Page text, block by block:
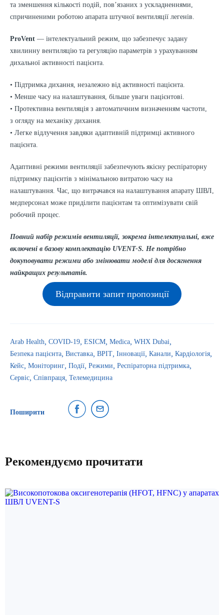
та зменшення кількості подій, пов’язаних з ускладненнями,
спричиненими роботою апарата штучної вентиляції легенів.
ProVent — інтелектуальний режим, що забезпечує задану
хвилинну вентиляцію та регуляцію параметрів з урахуванням
дихальної активності пацієнта.
• Підтримка дихання, незалежно від активності пацієнта.
• Менше часу на налаштування, більше уваги пацієнтові.
• Протективна вентиляція з автоматичним визначенням частоти,
з огляду на механіку дихання.
• Легке відлучення завдяки адаптивній підтримці активного
пацієнта.
Адаптивні режими вентиляції забезпечують якісну респіраторну
підтримку пацієнтів з мінімальною витратою часу на
налаштування. Час, що витрачався на налаштування апарату ШВЛ,
медперсонал може приділити пацієнтам та оптимізувати свій
робочий процес.
Повний набір режимів вентиляції, зокрема інтелектуальні, вже
включені в базову комплектацію UVENT-S. Не потрібно
докуповувати режими або змінювати моделі для досягнення
найкращих результатів.
Відправити запит пропозиції
Arab Health COVID-19 ESICM Medica WHX Dubai
Безпека пацієнта Виставка ВРІТ Інновації Канали Кардіологія
Кейс Моніторинг Події Режими Респіраторна підтримка
Сервіс Співпраця Телемедицина
Поширити
Рекомендуємо прочитати